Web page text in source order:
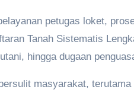
petugas loket,
Tanah Sistematis
hingga dugaan
masyarakat,